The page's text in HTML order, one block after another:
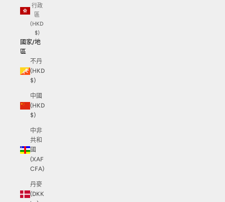
行政
區
(HKD
$)
國家/地
區
不丹
(HKD
$)
中國
(HKD
$)
中非
共和
國
(XAF
CFA)
丹麥
(DKK